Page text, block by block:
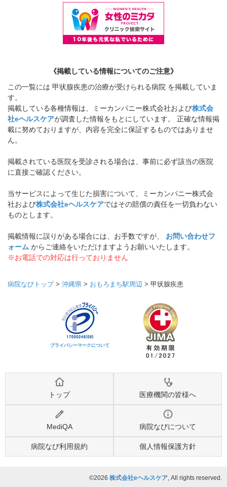
《掲載している情報についてのご注意》
この一覧には 甲状腺疾患の治療が受けられる病院 を掲載していま
す。
掲載している各種情報は、ミーカンパニー株式会社および株式会
社eヘルスケアが調査した情報をもとにしています。 正確な情報掲
載に努めておりますが、内容を完全に保証するものではありませ
ん。
掲載されている医院を受診される場合は、事前に必ず該当の医院
に直接ご確認ください。
当サービスによって生じた損害について、ミーカンパニー株式会
社および株式会社eヘルスケアではその賠償の責任を一切負わない
ものとします。
掲載情報に誤りがある場合には、お手数ですが、 お問い合わせフ
ォーム からご連絡をいただけますようお願いいたします。
※お電話での対応は行っておりません
病院なびトップ> 沖縄県 > おもろまち駅周辺 > 甲状腺疾患
プライバシーマークについて
トップ 医療機関の皆様へ
MediQA 病院なびについて
病院なび利用規約 個人情報保護方針
©2026 株式会社eヘルスケア, All rights reserved.